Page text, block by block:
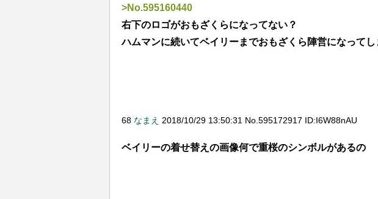
>No.595160440
右下のロゴがおもざくらになってない？
ハムマンに続いてベイリーまでおもざくら陣営になってし
68 なまえ 2018/10/29 13:50:31 No.595172917 ID:I6W88nAU
ベイリーの着せ替えの画像何で重桜のシンボルがあるの